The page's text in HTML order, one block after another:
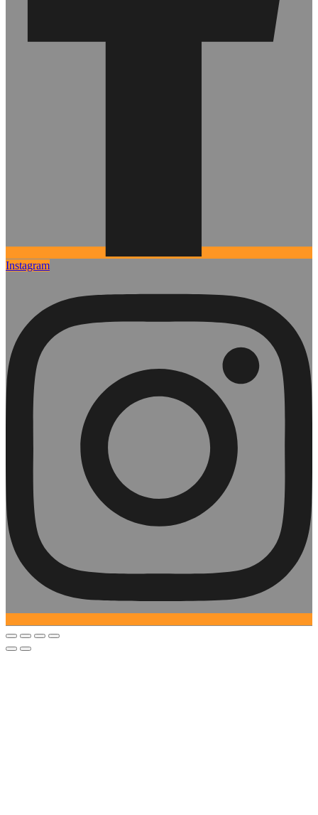
Instagram